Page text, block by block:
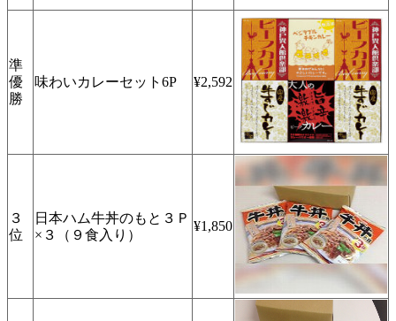
準
優
勝
味わいカレーセット6P ¥2,592
３
位
日本ハム牛丼のもと３Ｐ
×３（９食入り）
¥1,850